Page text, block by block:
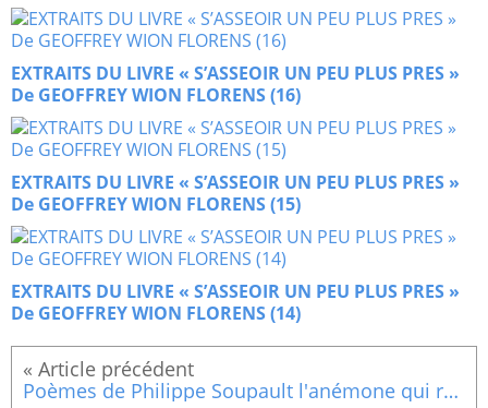
EXTRAITS DU LIVRE « S’ASSEOIR UN PEU PLUS PRES »
De GEOFFREY WION FLORENS (16)
EXTRAITS DU LIVRE « S’ASSEOIR UN PEU PLUS PRES »
De GEOFFREY WION FLORENS (15)
EXTRAITS DU LIVRE « S’ASSEOIR UN PEU PLUS PRES »
De GEOFFREY WION FLORENS (14)
Poèmes de Philippe Soupault l'anémone qui régnait sur la mer